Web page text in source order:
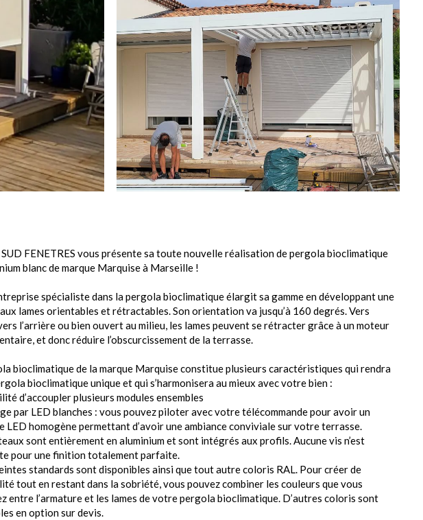
FENETRES vous présente sa toute nouvelle réalisation de pergola bioclimatique
blanc de marque Marquise à Marseille !
spécialiste dans la pergola bioclimatique élargit sa gamme en développant une
lames orientables et rétractables. Son orientation va jusqu’à 160 degrés. Vers
l’arrière ou bien ouvert au milieu, les lames peuvent se rétracter grâce à un moteur
et donc réduire l’obscurcissement de la terrasse.
bioclimatique de la marque Marquise constitue plusieurs caractéristiques qui rendra
bioclimatique unique et qui s’harmonisera au mieux avec votre bien :
d’accoupler plusieurs modules ensembles
par LED blanches : vous pouvez piloter avec votre télécommande pour avoir un
LED homogène permettant d’avoir une ambiance conviviale sur votre terrasse.
sont entièrement en aluminium et sont intégrés aux profils. Aucune vis n’est
pour une finition totalement parfaite.
standards sont disponibles ainsi que tout autre coloris RAL. Pour créer de
tout en restant dans la sobriété, vous pouvez combiner les couleurs que vous
entre l’armature et les lames de votre pergola bioclimatique. D’autres coloris sont
en option sur devis.